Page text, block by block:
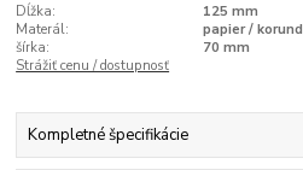
Dĺžka:
125 mm
Materál:
papier / korund
šírka:
70 mm
Strážiť cenu / dostupnosť
Kompletné špecifikácie